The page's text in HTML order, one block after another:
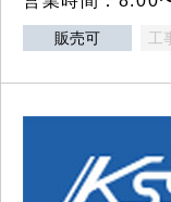
販売可 工